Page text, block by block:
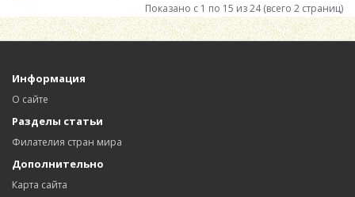
Показано с 1 по 15 из 24 (всего 2 страниц)
Информация
О сайте
Разделы статьи
Филателия стран мира
Дополнительно
Карта сайта